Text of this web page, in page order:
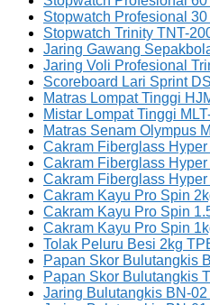
Stopwatch Profesional
Stopwatch Trinity TNT-
Jaring Gawang
Jaring Voli Profesional
Scoreboard Lari Sprint
Matras Lompat Tinggi
Mistar Lompat Tinggi
Matras Senam Olympus
Cakram Fiberglass
Cakram Fiberglass
Cakram Fiberglass
Cakram Kayu Pro Spin
Cakram Kayu Pro Spin
Cakram Kayu Pro Spin
Tolak Peluru Besi 2kg
Papan Skor Bulutangkis
Papan Skor Bulutangkis
Jaring Bulutangkis BN-